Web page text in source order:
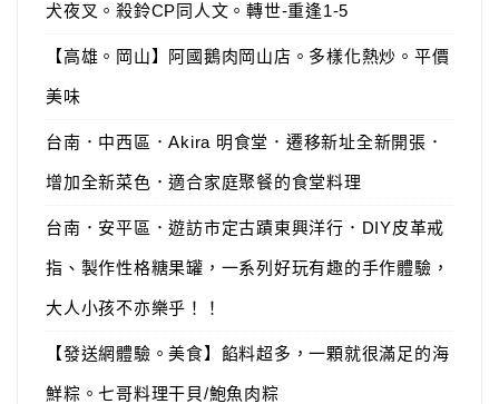
犬夜叉。殺鈴CP同人文。轉世-重逢1-5
【高雄。岡山】阿國鵝肉岡山店。多樣化熱炒。平價
美味
台南．中西區．Akira 明食堂．遷移新址全新開張．
增加全新菜色．適合家庭聚餐的食堂料理
台南．安平區．遊訪市定古蹟東興洋行．DIY皮革戒
指、製作性格糖果罐，一系列好玩有趣的手作體驗，
大人小孩不亦樂乎！！
【發送網體驗。美食】餡料超多，一顆就很滿足的海
鮮粽。七哥料理干貝/鮑魚肉粽